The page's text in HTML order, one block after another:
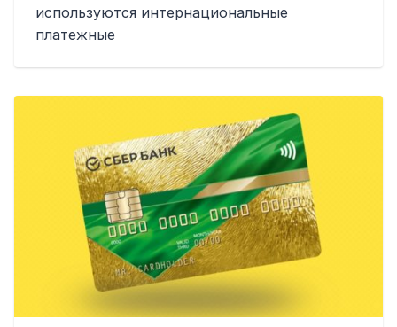
используются интернациональные
платежные